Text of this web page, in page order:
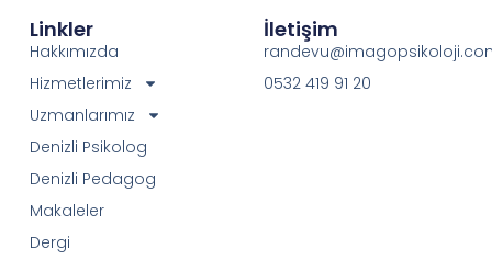
Linkler
Hakkımızda
Hizmetlerimiz
Uzmanlarımız
Denizli Psikolog
Denizli Pedagog
Makaleler
Dergi
İletişim
0532 419 91 20